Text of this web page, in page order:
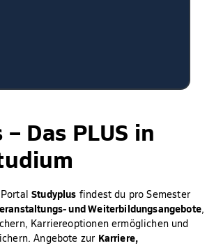
– Das PLUS in
PortalStudyplus findest du pro Semester
und Weiterbildungsangebote,
Karriereoptionen ermöglichen und
Angebote zur Karriere,